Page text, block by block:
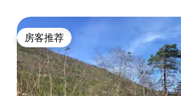
房客推荐
房客推荐